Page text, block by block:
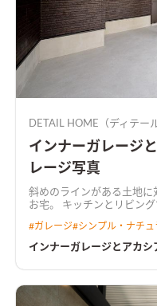
DETAIL HOME（ディテー
インナーガレージ
レージ写真
斜めのラインがある土地に
お宅。 キッチンとリビングで高低差を設けることで吹抜けの空
かみのある雰囲気を創りました。 エネファームを
ルームヒーターを設ける
#ガレージ#シンプル・ナチュ
インナーガレージとアカシ